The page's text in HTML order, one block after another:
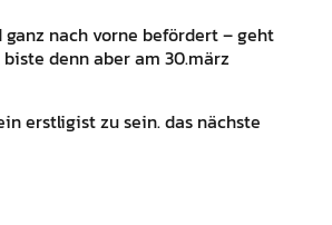
nach vorne befördert – geht
denn aber am 30.märz
erstligist zu sein. das nächste